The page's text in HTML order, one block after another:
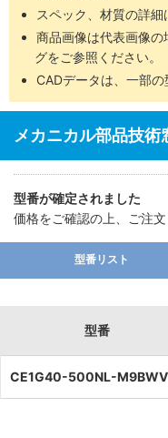
スペック、材質の詳細
商品画像は代表画像
グをご参照ください。
CADデータは、一部の
メカニカル部品技術
型番が確定されました
価格をご確認の上、ご注
型番リスト
型番
CE1G40-500NL-